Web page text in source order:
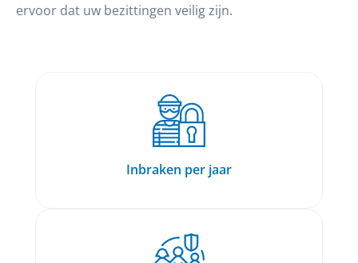
ervoor dat uw bezittingen veilig zijn.
Inbraken per jaar